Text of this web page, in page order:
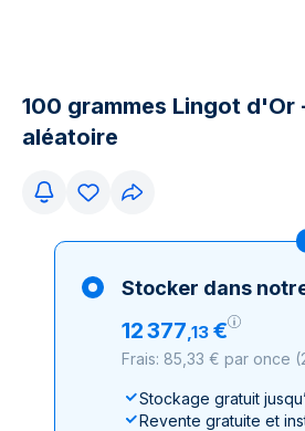
100 grammes Lingot d'Or
aléatoire
Stocker dans
12377,13 €
Frais: 85,33 € par once (
Stockage gratuit
Revente gratuite et